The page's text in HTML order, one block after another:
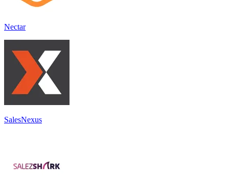
Nectar
SalesNexus